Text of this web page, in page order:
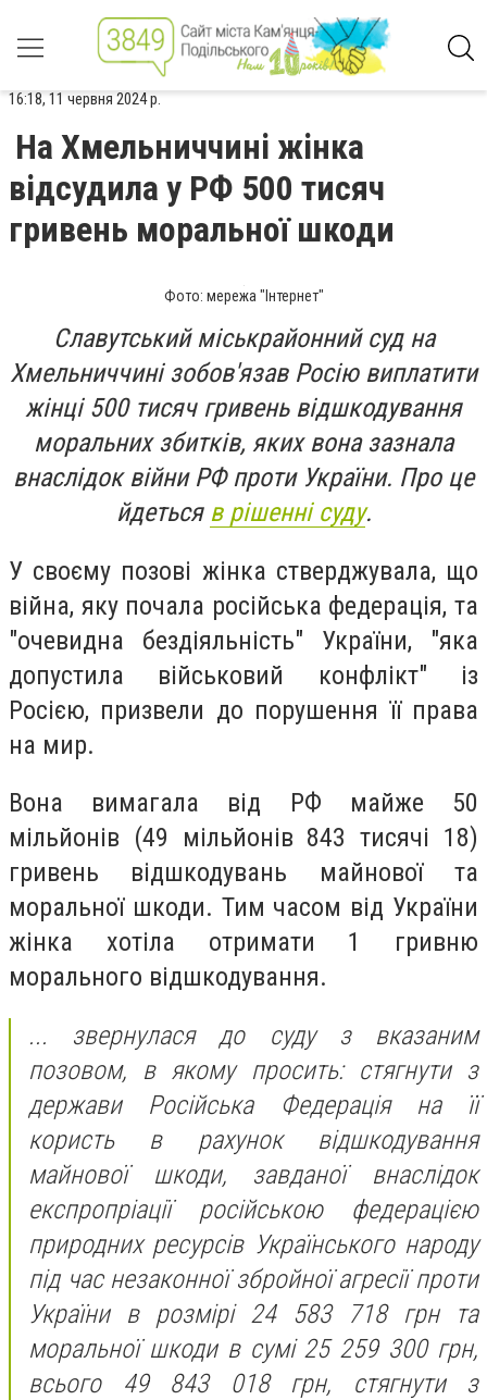
16:18, 11 червня 2024 р.
На Хмельниччині жінка
відсудила у РФ 500 тисяч
гривень моральної шкоди
Фото: мережа "Інтернет"
Славутський міськрайонний суд на
Хмельниччині зобов'язав Росію виплатити
жінці 500 тисяч гривень відшкодування
моральних збитків, яких вона зазнала
внаслідок війни РФ проти України. Про це
йдеться в рішенні суду.
У своєму позові жінка стверджувала, що
війна, яку почала російська федерація, та
"очевидна бездіяльність" України, "яка
допустила військовий конфлікт" із
Росією, призвели до порушення її права
на мир.
Вона вимагала від РФ майже 50
мільйонів (49 мільйонів 843 тисячі 18)
гривень відшкодувань майнової та
моральної шкоди. Тим часом від України
жінка хотіла отримати 1 гривню
морального відшкодування.
... звернулася до суду з вказаним
позовом, в якому просить: стягнути з
держави Російська Федерація на її
користь в рахунок відшкодування
майнової шкоди, завданої внаслідок
експропріації російською федерацією
природних ресурсів Українського народу
під час незаконної збройної агресії проти
України в розмірі 24
583 718 грн та
моральної шкоди в сумі 25 259 300 грн,
всього 49 843 018 грн, стягнути з